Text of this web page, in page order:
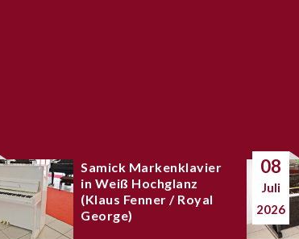
Samick Markenklavier
in Weiß Hochglanz
(Klaus Fenner / Royal
George)
08
Juli
2026